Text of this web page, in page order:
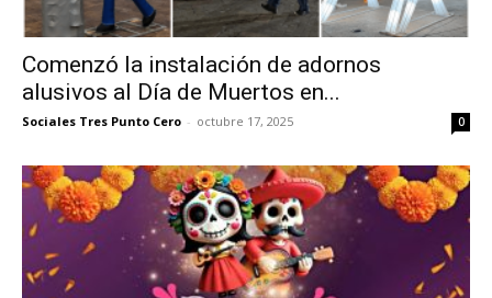
Comenzó la instalación de adornos
alusivos al Día de Muertos en...
Sociales Tres Punto Cero - octubre 17, 2025 0